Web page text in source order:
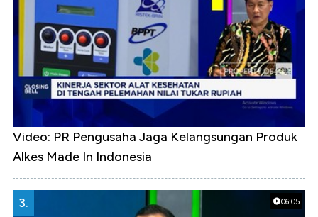
Video: PR Pengusaha Jaga Kelangsungan Produk
Alkes Made In Indonesia
06:05
3.